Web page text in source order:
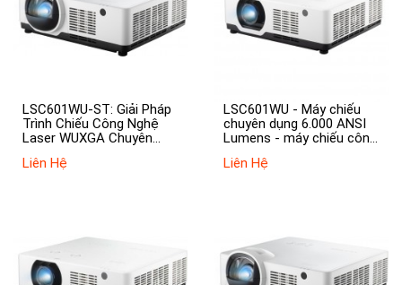
LSC601WU-ST: Giải Pháp
Trình Chiếu Công Nghệ
Laser WUXGA Chuyên
Liên Hệ
LSC601WU - Máy chiếu
chuyên dụng 6.000 ANSI
Lumens - máy chiếu công
Liên Hệ